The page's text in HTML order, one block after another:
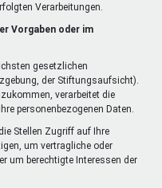
Verarbeitungen.
Vorgaben oder im
gesetzlichen
der Stiftungsaufsicht).
verarbeitet die
personenbezogenen Daten.
Stellen Zugriff auf Ihre
um vertragliche oder
um berechtigte Interessen der